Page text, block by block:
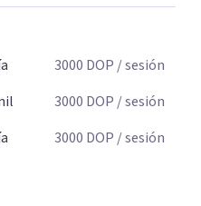
de conflictos,
y satisfactorias. 5.
3000 DOP / sesión
3000 DOP / sesión
3000 DOP / sesión